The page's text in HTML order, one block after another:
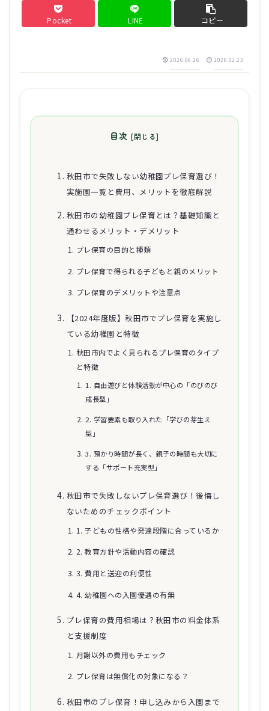
Pocket LINE コピー
2026.06.26 2026.02.23
目次
秋田市で失敗しない幼稚園プレ保育選び！
実施園一覧と費用、メリットを徹底解説
秋田市の幼稚園プレ保育とは？基礎知識と
通わせるメリット・デメリット
プレ保育の目的と種類
プレ保育で得られる子どもと親のメリット
プレ保育のデメリットや注意点
【2024年度版】秋田市でプレ保育を実施し
ている幼稚園と特徴
秋田市内でよく見られるプレ保育のタイプ
と特徴
1. 自由遊びと体験活動が中心の「のびのび
成長型」
2. 学習要素も取り入れた「学びの芽生え
型」
3. 預かり時間が長く、親子の時間も大切に
する「サポート充実型」
秋田市で失敗しないプレ保育選び！後悔し
ないためのチェックポイント
1. 子どもの性格や発達段階に合っているか
2. 教育方針や活動内容の確認
3. 費用と送迎の利便性
4. 幼稚園への入園優遇の有無
プレ保育の費用相場は？秋田市の料金体系
と支援制度
月謝以外の費用もチェック
プレ保育は無償化の対象になる？
秋田市のプレ保育！申し込みから入園まで